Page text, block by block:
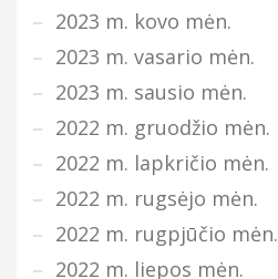
2023 m. kovo mėn.
2023 m. vasario mėn.
2023 m. sausio mėn.
2022 m. gruodžio mėn.
2022 m. lapkričio mėn.
2022 m. rugsėjo mėn.
2022 m. rugpjūčio mėn.
2022 m. liepos mėn.